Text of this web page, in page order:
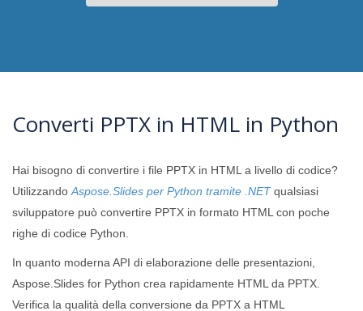
Converti PPTX in HTML in Python
Hai bisogno di convertire i file PPTX in HTML a livello di codice?
Utilizzando Aspose.Slides per Python tramite .NETqualsiasi
sviluppatore può convertire PPTX in formato HTML con poche
righe di codice Python.
In quanto moderna API di elaborazione delle presentazioni,
Aspose.Slides for Python crea rapidamente HTML da PPTX.
Verifica la qualità della conversione da PPTX a HTML